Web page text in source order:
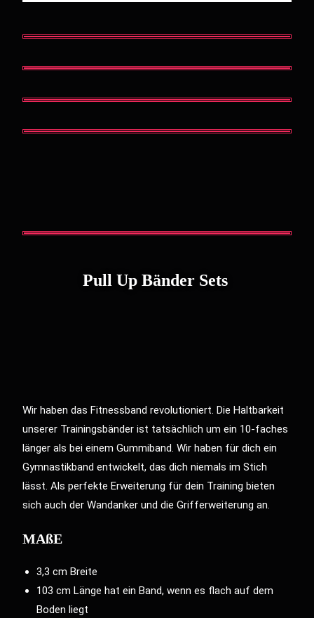
Pull Up Bänder Sets
Wir haben das Fitnessband revolutioniert. Die Haltbarkeit
unserer Trainingsbänder ist tatsächlich um ein 10-faches
länger als bei einem Gummiband. Wir haben für dich ein
Gymnastikband entwickelt, das dich niemals im Stich
lässt. Als perfekte Erweiterung für dein Training bieten
sich auch derWandanker und dieGrifferweiterung an.
MAßE
3,3 cm Breite
103 cm Länge hat ein Band, wenn es flach auf dem
Boden liegt